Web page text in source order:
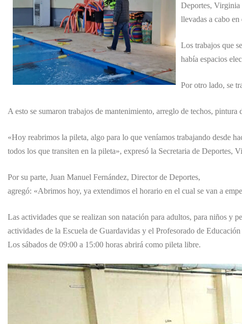
Deportes, Virginia
llevadas a cabo
Los trabajos que
había espacios
Por otro lado, se
A esto se sumaron trabajos de mantenimiento, arreglo de techos,
«Hoy reabrimos la pileta, algo para lo que veníamos trabajando desde
todos los que transiten en la pileta», expresó la Secretaria de Deportes,
Por su parte, Juan Manuel Fernández, Director de Deportes,
agregó: «Abrimos hoy, ya extendimos el horario en el cual se van a
Las actividades que se realizan son natación para adultos, para niños y
actividades de la Escuela de Guardavidas y el Profesorado de
Los sábados de 09:00 a 15:00 horas abrirá como pileta libre.